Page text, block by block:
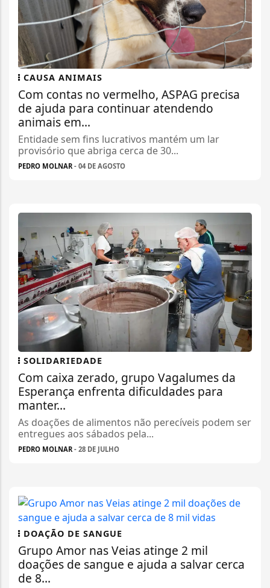
CAUSA ANIMAIS
Com contas no vermelho, ASPAG precisa
de ajuda para continuar atendendo
animais em...
Entidade sem fins lucrativos mantém um lar
provisório que abriga cerca de 30...
PEDRO MOLNAR - 04 DE AGOSTO
SOLIDARIEDADE
Com caixa zerado, grupo Vagalumes da
Esperança enfrenta dificuldades para
manter...
As doações de alimentos não perecíveis podem ser
entregues aos sábados pela...
PEDRO MOLNAR- 28 DE JULHO
DOAÇÃO DE SANGUE
Grupo Amor nas Veias atinge 2 mil
doações de sangue e ajuda a salvar cerca
de 8...